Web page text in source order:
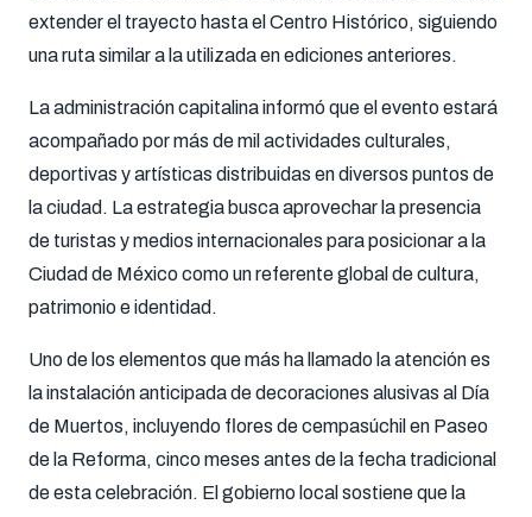
extender el trayecto hasta el Centro Histórico, siguiendo
una ruta similar a la utilizada en ediciones anteriores.
La administración capitalina informó que el evento estará
acompañado por más de mil actividades culturales,
deportivas y artísticas distribuidas en diversos puntos de
la ciudad. La estrategia busca aprovechar la presencia
de turistas y medios internacionales para posicionar a la
Ciudad de México como un referente global de cultura,
patrimonio e identidad.
Uno de los elementos que más ha llamado la atención es
la instalación anticipada de decoraciones alusivas al Día
de Muertos, incluyendo flores de cempasúchil en Paseo
de la Reforma, cinco meses antes de la fecha tradicional
de esta celebración. El gobierno local sostiene que la